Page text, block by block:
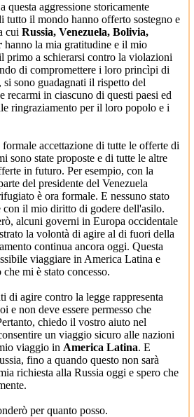
questa aggressione storicamente
tutto il mondo hanno offerto sostegno e
cui Russia, Venezuela, Bolivia,
hanno la mia gratitudine e il mio
primo a schierarsi contro la violazioni
di compromettere i loro princìpi di
sono guadagnati il ​​rispetto del
recarmi in ciascuno di questi paesi ed
ringraziamento per il loro popolo e i
accettazione di tutte le offerte di
sono state proposte e di tutte le altre
in futuro. Per esempio, con la
del presidente del Venezuela
è ora formale. E nessuno stato
il mio diritto di godere dell'asilo.
alcuni governi in Europa occidentale
la volontà di agire al di fuori della
continua ancora oggi. Questa
viaggiare in America Latina e
mi è stato concesso.
di agire contro la legge rappresenta
e non deve essere permesso che
chiedo il vostro aiuto nel
un viaggio sicuro alle nazioni
viaggio in America Latina. E
fino a quando questo non sarà
richiesta alla Russia oggi e spero che
per quanto posso.